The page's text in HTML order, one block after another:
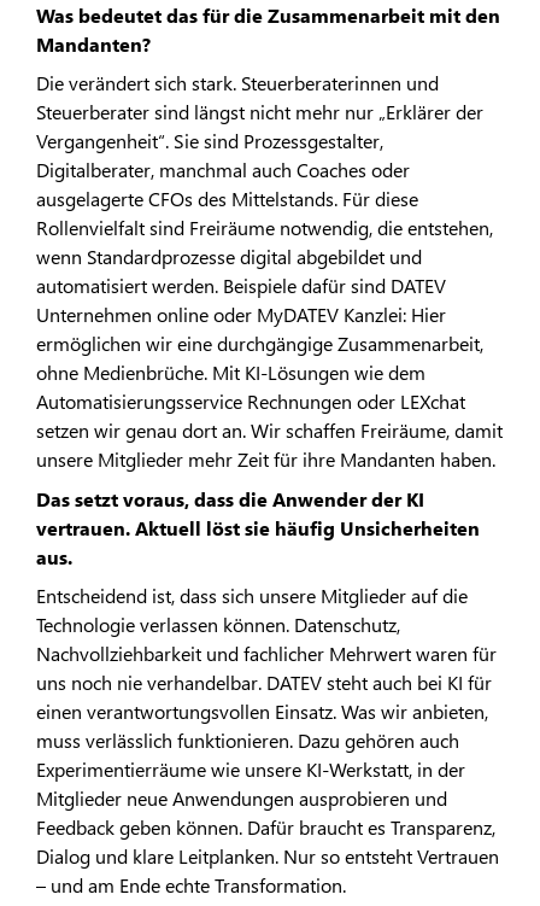
Was bedeutet das für die Zusammenarbeit mit den
Mandanten?
Die verändert sich stark. Steuerberaterinnen und
Steuerberater sind längst nicht mehr nur „Erklärer der
Vergangenheit“. Sie sind Prozessgestalter,
Digitalberater, manchmal auch Coaches oder
ausgelagerte CFOs des Mittelstands. Für diese
Rollenvielfalt sind Freiräume notwendig, die entstehen,
wenn Standardprozesse digital abgebildet und
automatisiert werden. Beispiele dafür sind DATEV
Unternehmen online oder MyDATEV Kanzlei: Hier
ermöglichen wir eine durchgängige Zusammenarbeit,
ohne Medienbrüche. Mit KI-Lösungen wie dem
Automatisierungsservice Rechnungen oder LEXchat
setzen wir genau dort an. Wir schaffen Freiräume, damit
unsere Mitglieder mehr Zeit für ihre Mandanten haben.
Das setzt voraus, dass die Anwender der KI
vertrauen. Aktuell löst sie häufig Unsicherheiten
aus.
Entscheidend ist, dass sich unsere Mitglieder auf die
Technologie verlassen können. Datenschutz,
Nachvollziehbarkeit und fachlicher Mehrwert waren für
uns noch nie verhandelbar. DATEV steht auch bei KI für
einen verantwortungsvollen Einsatz. Was wir anbieten,
muss verlässlich funktionieren. Dazu gehören auch
Experimentierräume wie unsere KI-Werkstatt, in der
Mitglieder neue Anwendungen ausprobieren und
Feedback geben können. Dafür braucht es Transparenz,
Dialog und klare Leitplanken. Nur so entsteht Vertrauen
– und am Ende echte Transformation.